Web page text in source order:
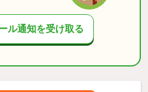
ル通知を受け取る